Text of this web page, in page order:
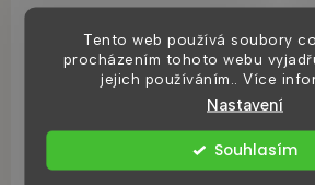
Tento web používá soubory
procházením tohoto webu
jejich používáním.. Více
Nastavení
Souhlasím
Otylia volně stojící vana,